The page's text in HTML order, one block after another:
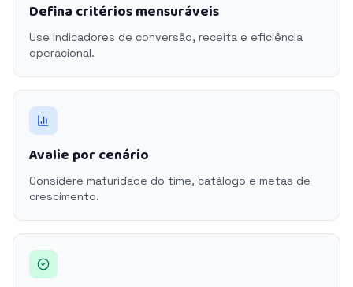
Defina critérios mensuráveis
Use indicadores de conversão, receita e eficiência
operacional.
Avalie por cenário
Considere maturidade do time, catálogo e metas de
crescimento.